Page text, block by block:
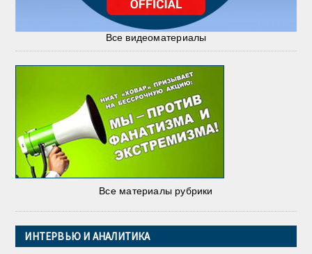
Все видеоматериалы
Все материалы рубрики
ИНТЕРВЬЮ И АНАЛИТИКА